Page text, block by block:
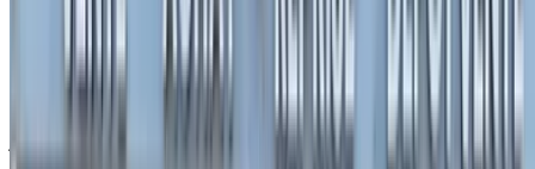
تأسست:
مقرات الشركة:
الاسم الرسمي: مصنع السيارات الإيطالي في تورينو